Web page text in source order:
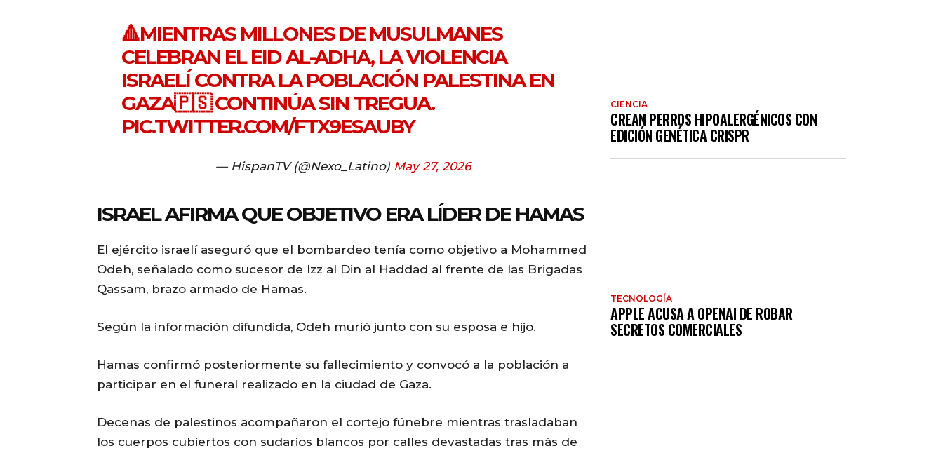
🔺MIENTRAS MILLONES DE MUSULMANES
CELEBRAN EL EID AL-ADHA, LA VIOLENCIA
ISRAELÍ CONTRA LA POBLACIÓN PALESTINA EN
GAZA🇵🇸 CONTINÚA SIN TREGUA.
PIC.TWITTER.COM/FTX9ESAUBY
— HispanTV (@Nexo_Latino) May 27, 2026
ISRAEL AFIRMA QUE OBJETIVO ERA LÍDER DE HAMAS
El ejército israelí aseguró que el bombardeo tenía como objetivo a Mohammed
Odeh, señalado como sucesor de Izz al Din al Haddad al frente de las Brigadas
Qassam, brazo armado de Hamas.
Según la información difundida, Odeh murió junto con su esposa e hijo.
Hamas confirmó posteriormente su fallecimiento y convocó a la población a
participar en el funeral realizado en la ciudad de Gaza.
Decenas de palestinos acompañaron el cortejo fúnebre mientras trasladaban
los cuerpos cubiertos con sudarios blancos por calles devastadas tras más de
CIENCIA
CREAN PERROS HIPOALERGÉNICOS CON
EDICIÓN GENÉTICA CRISPR
TECNOLOGÍA
APPLE ACUSA A OPENAI DE ROBAR
SECRETOS COMERCIALES